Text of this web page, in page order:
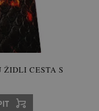
ŽIDLI CESTA S